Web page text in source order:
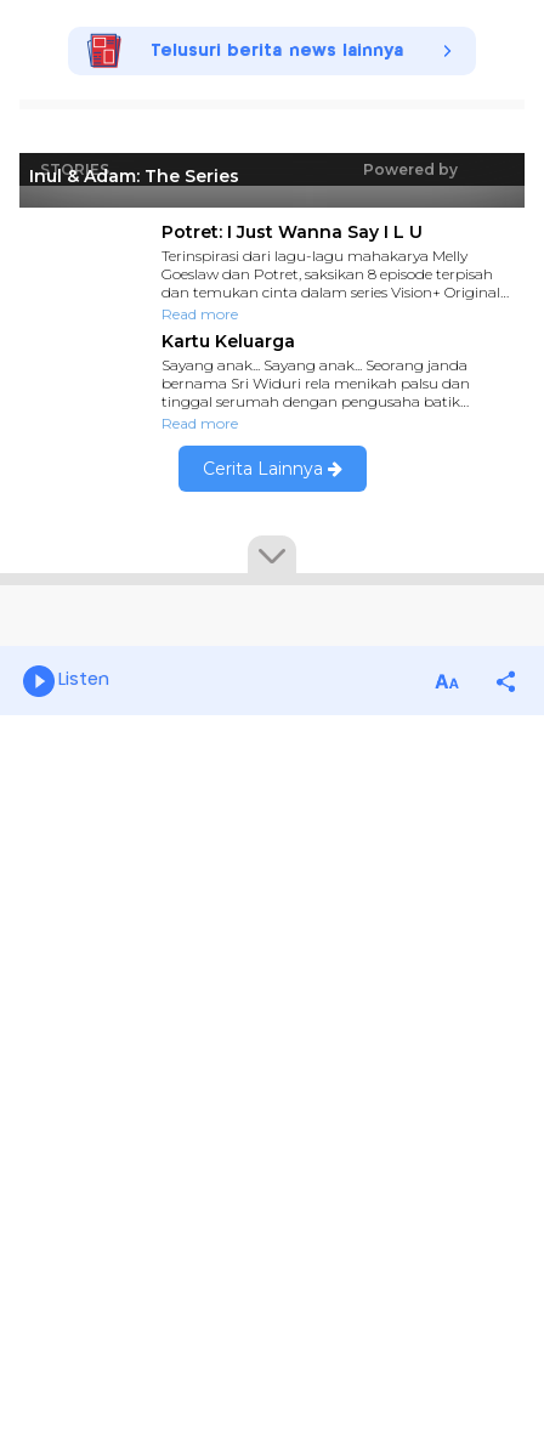
Telusuri berita news lainnya
Listen